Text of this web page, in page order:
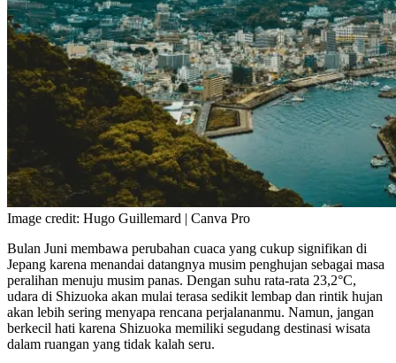
Image credit: Hugo Guillemard | Canva Pro
Bulan Juni membawa perubahan cuaca yang cukup signifikan di
Jepang karena menandai datangnya musim penghujan sebagai masa
peralihan menuju musim panas. Dengan suhu rata-rata 23,2°C,
udara di Shizuoka akan mulai terasa sedikit lembap dan rintik hujan
akan lebih sering menyapa rencana perjalananmu. Namun, jangan
berkecil hati karena Shizuoka memiliki segudang destinasi wisata
dalam ruangan yang tidak kalah seru.